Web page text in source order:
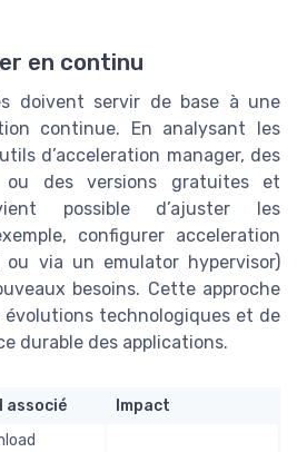
en continu
doivent servir de base à une
continue. En analysant les
d’acceleration manager, des
ou des versions gratuites et
possible d’ajuster les
configurer acceleration
ou via un emulator hypervisor)
besoins. Cette approche
évolutions technologiques et de
durable des applications.
associé Impact